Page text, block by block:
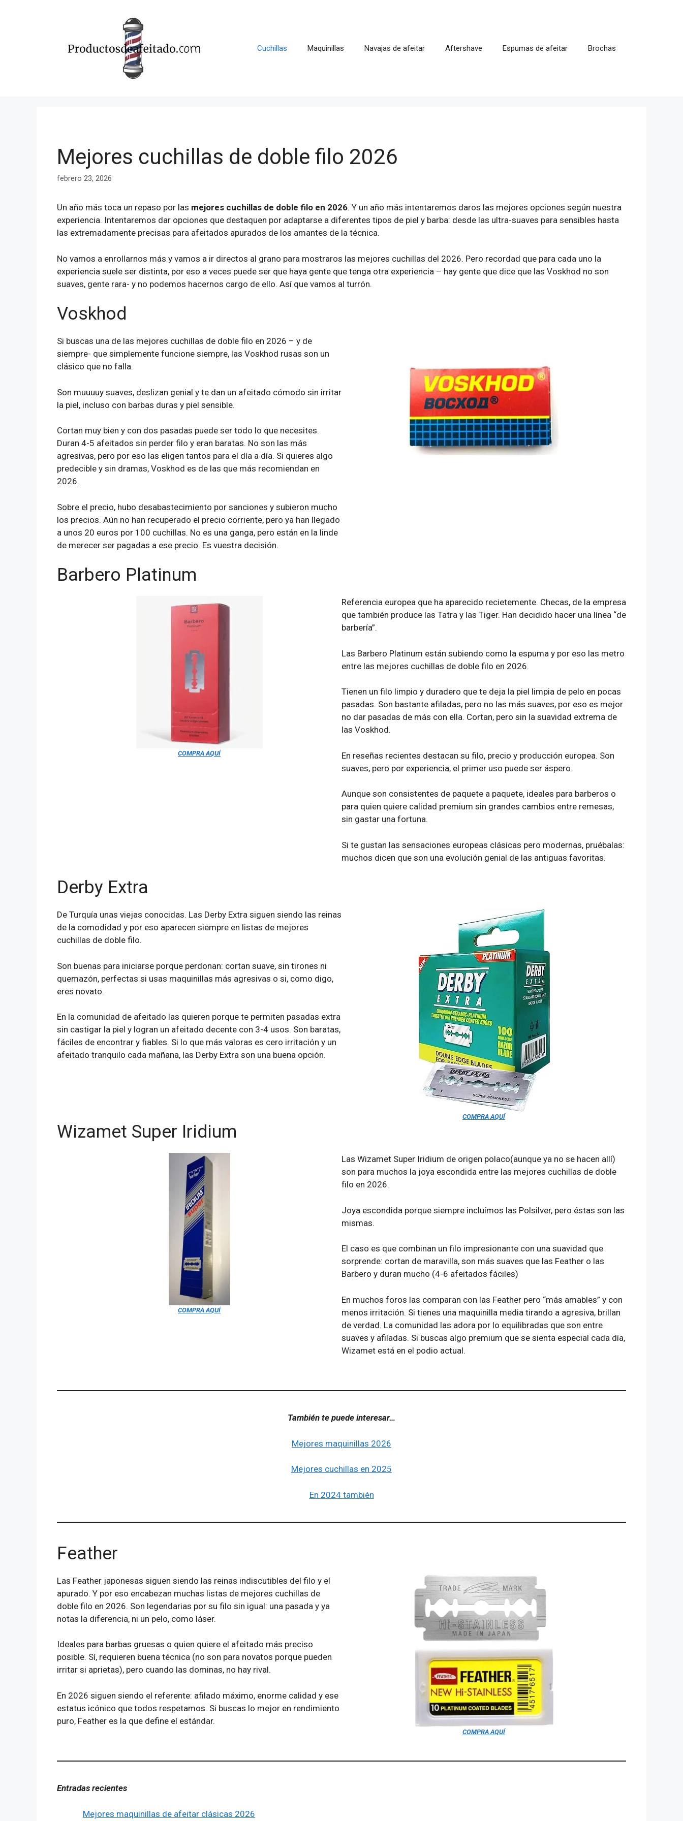
Cuchillas Maquinillas Navajas de afeitar Aftershave Espumas de afeitar Brochas
Mejores cuchillas de doble filo 2026
febrero 23, 2026
Un año más toca un repaso por las mejores cuchillas de doble filo en 2026. Y un año más intentaremos daros las mejores opciones según nuestra
experiencia. Intentaremos dar opciones que destaquen por adaptarse a diferentes tipos de piel y barba: desde las ultra-suaves para sensibles hasta
las extremadamente precisas para afeitados apurados de los amantes de la técnica.
No vamos a enrollarnos más y vamos a ir directos al grano para mostraros las mejores cuchillas del 2026. Pero recordad que para cada uno la
experiencia suele ser distinta, por eso a veces puede ser que haya gente que tenga otra experiencia – hay gente que dice que las Voskhod no son
suaves, gente rara- y no podemos hacernos cargo de ello. Así que vamos al turrón.
Voskhod
Si buscas una de las mejores cuchillas de doble filo en 2026 – y de
siempre- que simplemente funcione siempre, las Voskhod rusas son un
clásico que no falla.
Son muuuuy suaves, deslizan genial y te dan un afeitado cómodo sin irritar
la piel, incluso con barbas duras y piel sensible.
Cortan muy bien y con dos pasadas puede ser todo lo que necesites.
Duran 4-5 afeitados sin perder filo y eran baratas. No son las más
agresivas, pero por eso las eligen tantos para el día a día. Si quieres algo
predecible y sin dramas, Voskhod es de las que más recomiendan en
2026.
Sobre el precio, hubo desabastecimiento por sanciones y subieron mucho
los precios. Aún no han recuperado el precio corriente, pero ya han llegado
a unos 20 euros por 100 cuchillas. No es una ganga, pero están en la linde
de merecer ser pagadas a ese precio. Es vuestra decisión.
Barbero Platinum
COMPRA AQUÍ
Referencia europea que ha aparecido recietemente. Checas, de la empresa
que también produce las Tatra y las Tiger. Han decidido hacer una línea “de
barbería”.
Las Barbero Platinum están subiendo como la espuma y por eso las metro
entre las mejores cuchillas de doble filo en 2026.
Tienen un filo limpio y duradero que te deja la piel limpia de pelo en pocas
pasadas. Son bastante afiladas, pero no las más suaves, por eso es mejor
no dar pasadas de más con ella. Cortan, pero sin la suavidad extrema de
las Voskhod.
En reseñas recientes destacan su filo, precio y producción europea. Son
suaves, pero por experiencia, el primer uso puede ser áspero.
Aunque son consistentes de paquete a paquete, ideales para barberos o
para quien quiere calidad premium sin grandes cambios entre remesas,
sin gastar una fortuna.
Si te gustan las sensaciones europeas clásicas pero modernas, pruébalas:
muchos dicen que son una evolución genial de las antiguas favoritas.
Derby Extra
De Turquía unas viejas conocidas. Las Derby Extra siguen siendo las reinas
de la comodidad y por eso aparecen siempre en listas de mejores
cuchillas de doble filo.
Son buenas para iniciarse porque perdonan: cortan suave, sin tirones ni
quemazón, perfectas si usas maquinillas más agresivas o si, como digo,
eres novato.
En la comunidad de afeitado las quieren porque te permiten pasadas extra
sin castigar la piel y logran un afeitado decente con 3-4 usos. Son baratas,
fáciles de encontrar y fiables. Si lo que más valoras es cero irritación y un
afeitado tranquilo cada mañana, las Derby Extra son una buena opción.
COMPRA AQUÍ
Wizamet Super Iridium
COMPRA AQUÍ
Las Wizamet Super Iridium de origen polaco(aunque ya no se hacen allí)
son para muchos la joya escondida entre las mejores cuchillas de doble
filo en 2026.
Joya escondida porque siempre incluímos las Polsilver, pero éstas son las
mismas.
El caso es que combinan un filo impresionante con una suavidad que
sorprende: cortan de maravilla, son más suaves que las Feather o las
Barbero y duran mucho (4-6 afeitados fáciles)
En muchos foros las comparan con las Feather pero “más amables” y con
menos irritación. Si tienes una maquinilla media tirando a agresiva, brillan
de verdad. La comunidad las adora por lo equilibradas que son entre
suaves y afiladas. Si buscas algo premium que se sienta especial cada día,
Wizamet está en el podio actual.
También te puede interesar…
Mejores maquinillas 2026
Mejores cuchillas en 2025
En 2024 también
Feather
Las Feather japonesas siguen siendo las reinas indiscutibles del filo y el
apurado. Y por eso encabezan muchas listas de mejores cuchillas de
doble filo en 2026. Son legendarias por su filo sin igual: una pasada y ya
notas la diferencia, ni un pelo, como láser.
Ideales para barbas gruesas o quien quiere el afeitado más preciso
posible. Sí, requieren buena técnica (no son para novatos porque pueden
irritar si aprietas), pero cuando las dominas, no hay rival.
En 2026 siguen siendo el referente: afilado máximo, enorme calidad y ese
estatus icónico que todos respetamos. Si buscas lo mejor en rendimiento
puro, Feather es la que define el estándar.
COMPRA AQUÍ
Entradas recientes
Mejores maquinillas de afeitar clásicas 2026